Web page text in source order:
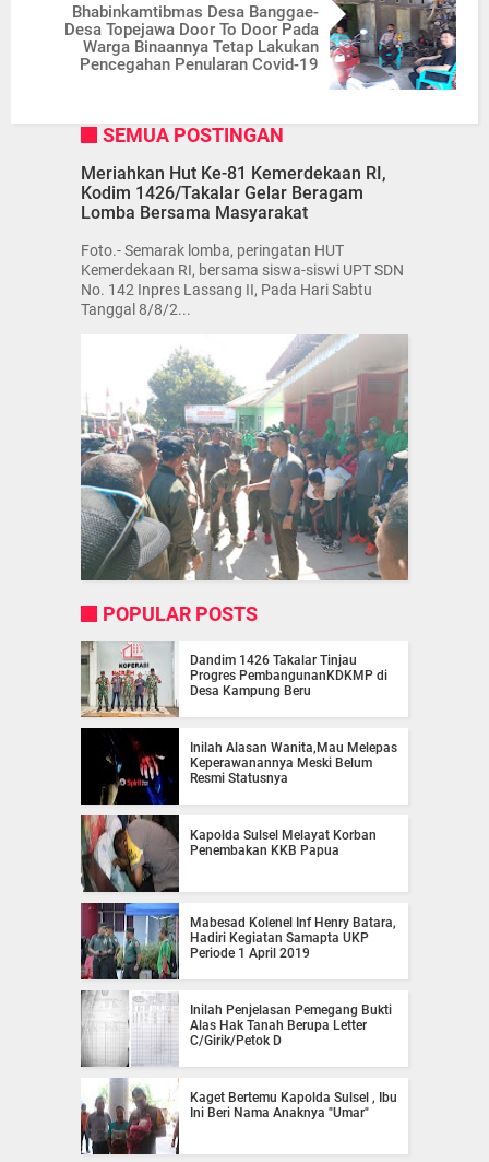
Bhabinkamtibmas Desa Banggae-
Desa Topejawa Door To Door Pada
Warga Binaannya Tetap Lakukan
Pencegahan Penularan Covid-19
SEMUA POSTINGAN
Meriahkan Hut Ke-81 Kemerdekaan RI,
Kodim 1426/Takalar Gelar Beragam
Lomba Bersama Masyarakat
Foto.- Semarak lomba, peringatan HUT
Kemerdekaan RI, bersama siswa-siswi UPT SDN
No. 142 Inpres Lassang II, Pada Hari Sabtu
Tanggal 8/8/2...
POPULAR POSTS
Dandim 1426 Takalar Tinjau
Progres PembangunanKDKMP di
Desa Kampung Beru
Inilah Alasan Wanita,Mau Melepas
Keperawanannya Meski Belum
Resmi Statusnya
Kapolda Sulsel Melayat Korban
Penembakan KKB Papua
Mabesad Kolenel Inf Henry Batara,
Hadiri Kegiatan Samapta UKP
Periode 1 April 2019
Inilah Penjelasan Pemegang Bukti
Alas Hak Tanah Berupa Letter
C/Girik/Petok D
Kaget Bertemu Kapolda Sulsel , Ibu
Ini Beri Nama Anaknya "Umar"